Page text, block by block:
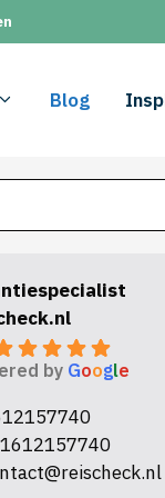
Blog
by Google